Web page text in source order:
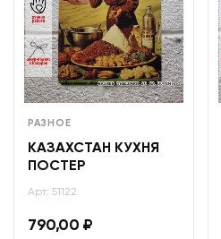
РАЗНОЕ
КАЗАХСТАН КУХНЯ
ПОСТЕР
Арт: 51122
790,00 ₽